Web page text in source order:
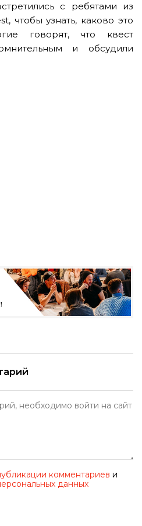
с ребятами из
чтобы узнать, каково это
говорят, что квест
и обсудили
комментариев и
данных